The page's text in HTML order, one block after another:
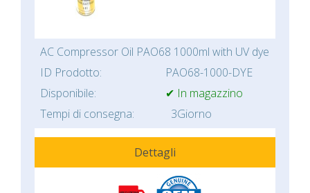
AC Compressor Oil PAO68 1000ml with UV dye
ID Prodotto:
PAO68-1000-DYE
Disponibile:
✔ In magazzino
Tempi di consegna:
3Giorno
Dettagli